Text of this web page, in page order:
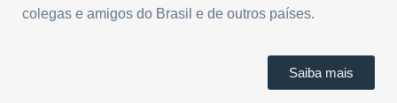
colegas e amigos do Brasil e de outros países.
Saiba mais